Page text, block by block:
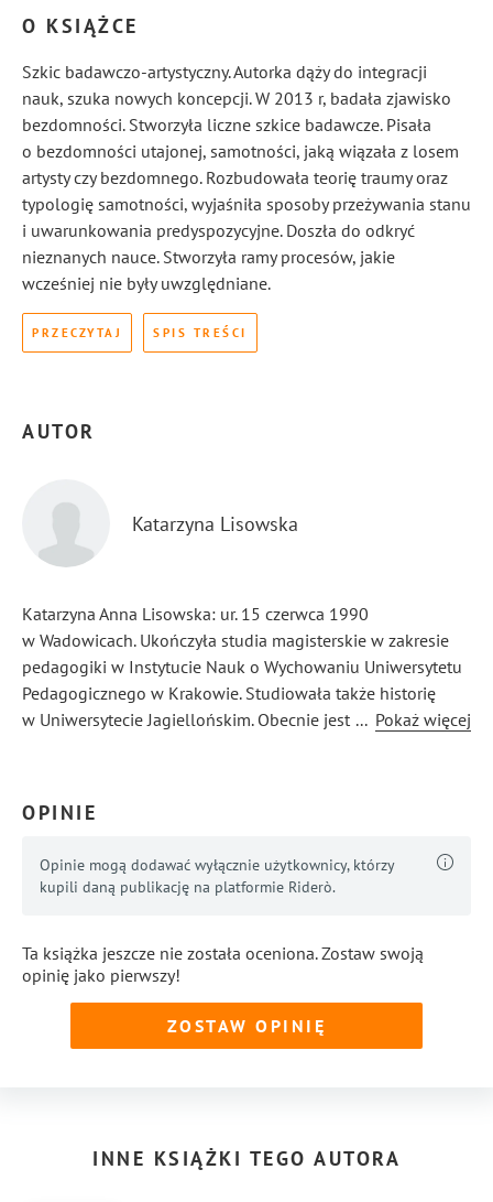
O KSIĄŻCE
Szkic badawczo-artystyczny. Autorka dąży do integracji
nauk, szuka nowych koncepcji. W 2013 r, badała zjawisko
bezdomności. Stworzyła liczne szkice badawcze. Pisała
o bezdomności utajonej, samotności, jaką wiązała z losem
artysty czy bezdomnego. Rozbudowała teorię traumy oraz
typologię samotności, wyjaśniła sposoby przeżywania stanu
i uwarunkowania predyspozycyjne. Doszła do odkryć
nieznanych nauce. Stworzyła ramy procesów, jakie
wcześniej nie były uwzględniane.
PRZECZYTAJ SPIS TREŚCI
AUTOR
Katarzyna Lisowska
Katarzyna Anna Lisowska: ur. 15 czerwca 1990
w Wadowicach. Ukończyła studia magisterskie w zakresie
pedagogiki w Instytucie Nauk o Wychowaniu Uniwersytetu
Pedagogicznego w Krakowie. Studiowała także historię
w Uniwersytecie Jagiellońskim. Obecnie jest na IV roku
nakładem krakowskiego Wyd. Miniatura). Publikuje
... Pokaż więcej
OPINIE
Opinie mogą dodawać wyłącznie użytkownicy, którzy
kupili daną publikację na platformie Riderò.
Ta książka jeszcze nie została oceniona. Zostaw swoją
opinię jako pierwszy!
ZOSTAW OPINIĘ
INNE KSIĄŻKI TEGO AUTORA